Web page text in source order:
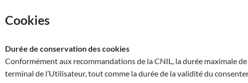
Cookies
Durée de conservation des cookies
Conformément aux recommandations de la CNIL, la durée maximale
terminal de l’Utilisateur, tout comme la durée de la validité du